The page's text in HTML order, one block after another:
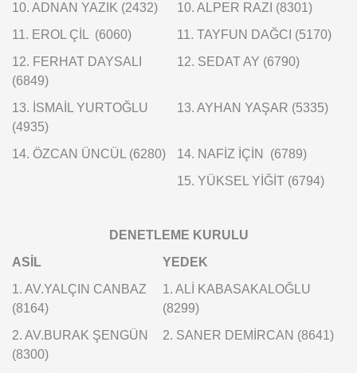
10. ADNAN YAZIK (2432)
10. ALPER RAZI (8301)
11. EROL ÇİL (6060)
11. TAYFUN DAĞCI (5170)
12. FERHAT DAYSALI
(6849)
12. SEDAT AY (6790)
13. İSMAİL YURTOĞLU
(4935)
13. AYHAN YAŞAR (5335)
14. ÖZCAN ÜNCÜL (6280)
14. NAFİZ İÇİN (6789)
15. YÜKSEL YİĞİT (6794)
DENETLEME KURULU
ASİL
YEDEK
1. AV.YALÇIN CANBAZ
(8164)
1. ALİ KABASAKALOĞLU
(8299)
2. AV.BURAK ŞENGÜN
(8300)
2. SANER DEMİRCAN (8641)